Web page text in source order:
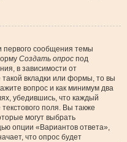
первого сообщения темы
Создать опрос под
в зависимости от
такой вкладки или формы, то вы
вопрос и как минимум два
убедившись, что каждый
поля. Вы также
могут выбрать
опции «Вариантов ответа»,
что опрос будет